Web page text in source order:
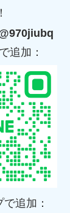
追加：
追加：